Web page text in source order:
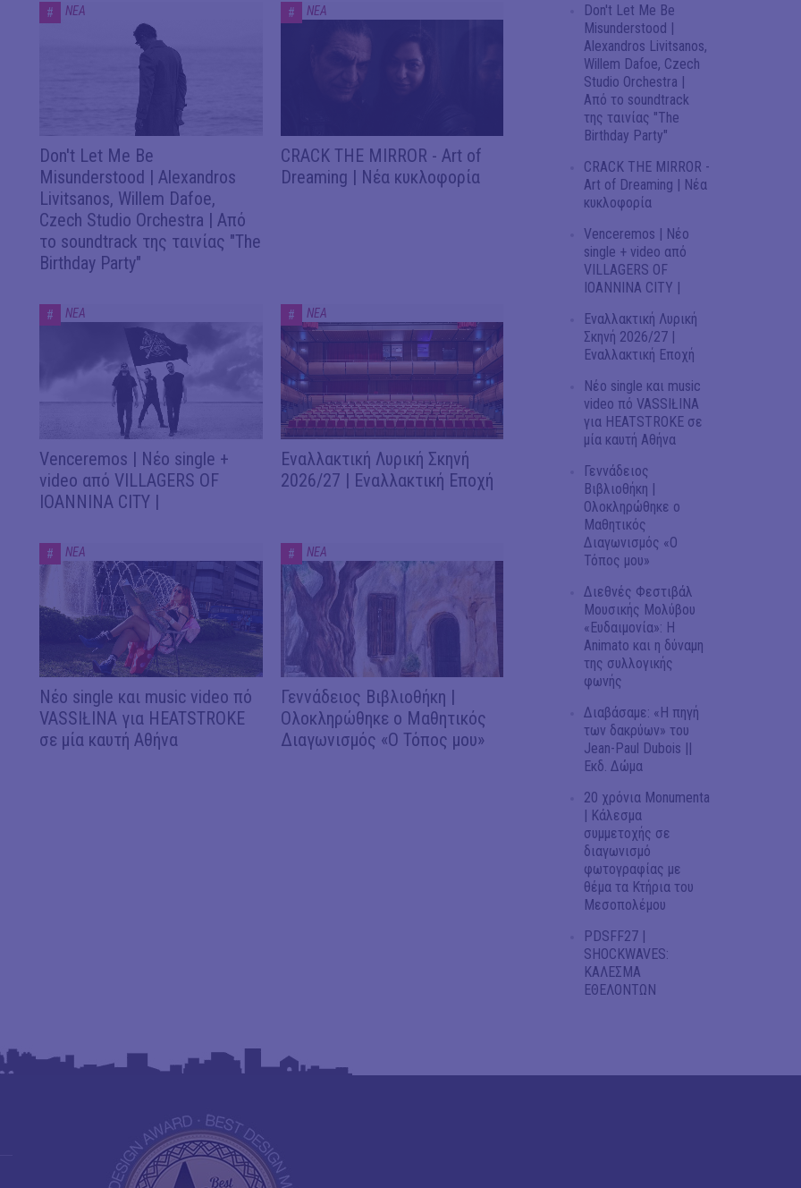
# ΝΕΑ
Don't Let Me Be
Misunderstood | Alexandros
Livitsanos, Willem Dafoe,
Czech Studio Orchestra | Από
το soundtrack της ταινίας "The
Birthday Party"
# ΝΕΑ
CRACK THE MIRROR - Art of
Dreaming | Νέα κυκλοφορία
# ΝΕΑ
Venceremos | Νέο single +
video από VILLAGERS OF
IOANNINA CITY |
# ΝΕΑ
Εναλλακτική Λυρική Σκηνή
2026/27 | Εναλλακτική Εποχή
# ΝΕΑ
Νέο single και music video πό
VASSIŁINA για HEATSTROKE
σε μία καυτή Αθήνα
# ΝΕΑ
Γεννάδειος Βιβλιοθήκη |
Ολοκληρώθηκε ο Μαθητικός
Διαγωνισμός «Ο Τόπος μου»
Don't Let Me Be
Misunderstood |
Alexandros Livitsanos,
Willem Dafoe, Czech
Studio Orchestra |
Από το soundtrack
της ταινίας "The
Birthday Party"
CRACK THE MIRROR -
Art of Dreaming | Νέα
κυκλοφορία
Venceremos | Νέο
single + video από
VILLAGERS OF
IOANNINA CITY |
Εναλλακτική Λυρική
Σκηνή 2026/27 |
Εναλλακτική Εποχή
Νέο single και music
video πό VASSIŁINA
για HEATSTROKE σε
μία καυτή Αθήνα
Γεννάδειος
Βιβλιοθήκη |
Ολοκληρώθηκε ο
Μαθητικός
Διαγωνισμός «Ο
Τόπος μου»
Διεθνές Φεστιβάλ
Μουσικής Μολύβου
«Ευδαιμονία»: Η
Animato και η δύναμη
της συλλογικής
φωνής
Διαβάσαμε: «Η πηγή
των δακρύων» του
Jean-Paul Dubois ||
Εκδ. Δώμα
20 χρόνια Monumenta
| Κάλεσμα
συμμετοχής σε
διαγωνισμό
φωτογραφίας με
θέμα τα Κτήρια του
Μεσοπολέμου
PDSFF27 |
SHOCKWAVES:
ΚΑΛΕΣΜΑ
ΕΘΕΛΟΝΤΩΝ